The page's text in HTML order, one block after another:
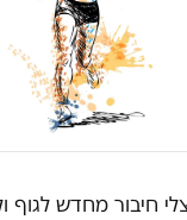
חיבור מחדש לגוף